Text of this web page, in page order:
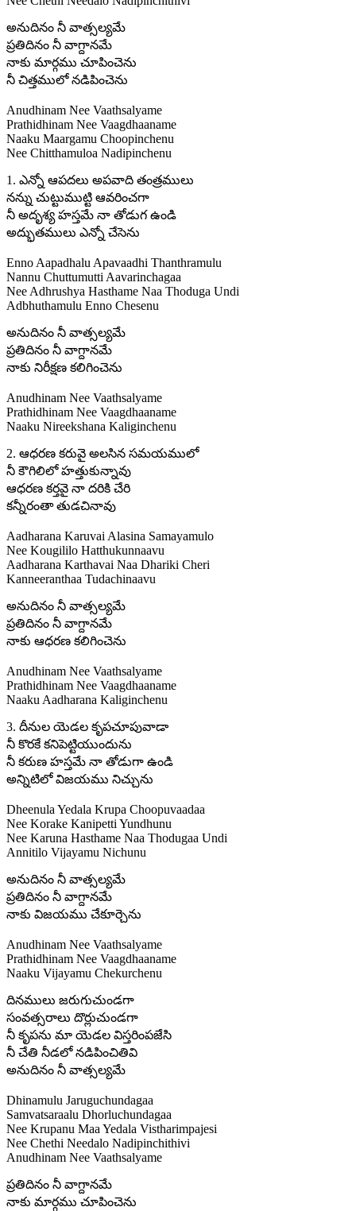
అనుదినం నీ వాత్సల్యమే
ప్రతిదినం నీ వాగ్దానమే
నాకు మార్గము చూపించెను
నీ చిత్తములో నడిపించెను
Anudhinam Nee Vaathsalyame
Prathidhinam Nee Vaagdhaaname
Naaku Maargamu Choopinchenu
Nee Chitthamuloa Nadipinchenu
1. ఎన్నో ఆపదలు అపవాది తంత్రములు
నన్ను చుట్టుముట్టి ఆవరించగా
నీ అదృశ్య హస్తమే నా తోడుగ ఉండి
అద్భుతములు ఎన్నో చేసెను
Enno Aapadhalu Apavaadhi Thanthramulu
Nannu Chuttumutti Aavarinchagaa
Nee Adhrushya Hasthame Naa Thoduga Undi
Adbhuthamulu Enno Chesenu
అనుదినం నీ వాత్సల్యమే
ప్రతిదినం నీ వాగ్దానమే
నాకు నిరీక్షణ కలిగించెను
Anudhinam Nee Vaathsalyame
Prathidhinam Nee Vaagdhaaname
Naaku Nireekshana Kaliginchenu
2. ఆధరణ కరువై అలసిన సమయములో
నీ కౌగిలిలో హత్తుకున్నావు
ఆధరణ కర్తవై నా దరికి చేరి
కన్నీరంతా తుడచినావు
Aadharana Karuvai Alasina Samayamulo
Nee Kougililo Hatthukunnaavu
Aadharana Karthavai Naa Dhariki Cheri
Kanneeranthaa Tudachinaavu
అనుదినం నీ వాత్సల్యమే
ప్రతిదినం నీ వాగ్దానమే
నాకు ఆధరణ కలిగించెను
Anudhinam Nee Vaathsalyame
Prathidhinam Nee Vaagdhaaname
Naaku Aadharana Kaliginchenu
3. దీనుల యెడల కృపచూపువాడా
నీ కొరకే కనిపెట్టియుందును
నీ కరుణ హస్తమే నా తోడుగా ఉండి
అన్నిటిలో విజయము నిచ్చును
Dheenula Yedala Krupa Choopuvaadaa
Nee Korake Kanipetti Yundhunu
Nee Karuna Hasthame Naa Thodugaa Undi
Annitilo Vijayamu Nichunu
అనుదినం నీ వాత్సల్యమే
ప్రతిదినం నీ వాగ్దానమే
నాకు విజయము చేకూర్చెను
Anudhinam Nee Vaathsalyame
Prathidhinam Nee Vaagdhaaname
Naaku Vijayamu Chekurchenu
దినములు జరుగుచుండగా
సంవత్సరాలు దొర్లుచుండగా
నీ కృపను మా యెడల విస్తరింపజేసి
నీ చేతి నీడలో నడిపించితివి
అనుదినం నీ వాత్సల్యమే
Dhinamulu Jaruguchundagaa
Samvatsaraalu Dhorluchundagaa
Nee Krupanu Maa Yedala Vistharimpajesi
Nee Chethi Needalo Nadipinchithivi
Anudhinam Nee Vaathsalyame
ప్రతిదినం నీ వాగ్దానమే
నాకు మార్గము చూపించెను